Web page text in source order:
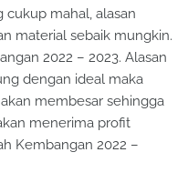
yang didesain oleh
cukup mahal, alasan
material sebaik mungkin.
2022 – 2023. Alasan
dengan ideal maka
membesar sehingga
menerima profit
Kembangan 2022 –